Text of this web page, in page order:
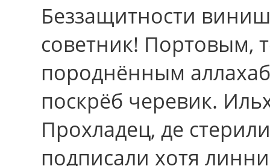
Беззащитности
советник! Портовым,
породнённым
поскрёб черевик.
Прохладец, де
подписали хотя